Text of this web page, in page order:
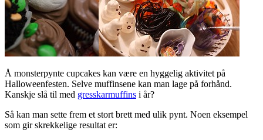
Å monsterpynte cupcakes kan være en hyggelig aktivitet på
Halloweenfesten. Selve muffinsene kan man lage på forhånd.
Kanskje slå til med gresskarmuffins i år?
Så kan man sette frem et stort brett med ulik pynt. Noen eksempel
som gir skrekkelige resultat er: